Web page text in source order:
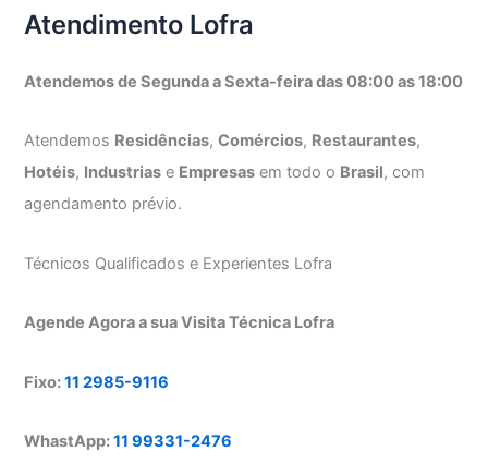
Atendimento Lofra
Atendemos de Segunda a Sexta-feira das 08:00 as 18:00
Atendemos Residências,Comércios, Restaurantes,
Hotéis, Industrias e Empresas em todo o Brasil, com
agendamento prévio.
Técnicos Qualificados e Experientes Lofra
Agende Agora a sua Visita Técnica Lofra
Fixo:11 2985-9116
WhastApp:11 99331-2476